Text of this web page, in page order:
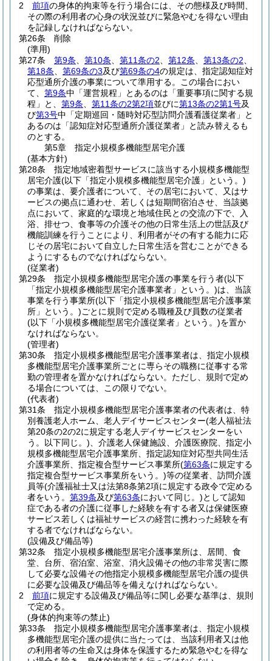
2
前項の身体的拘束等を行う場合には、その態様及び時間、
その際の利用者の心身の状況並びに緊急やむを得ない理由
を記録しなければならない。
第26条
削除
(準用)
第27条
第9条 第10条 第11条の2 第12条 第13条の2
第18条
第69条の3及び第69条の4の規定は、指定認知症対
応型通所介護の事業について準用する。
この場合におい
て、 第9条中「運営規程」とあるのは「重要事項に関する規
程」と、 第9条 第11条の2第2項並びに第13条の2第1号及
び第3号中「定期巡回・随時対応型訪問介護看護従業者」と
あるのは「認知症対応型通所介護従業者」と読み替えるも
のとする。
第5章
指定小規模多機能型居宅介護
(基本方針)
第28条
指定地域密着型サービスに該当する小規模多機能型
居宅介護(以下「指定小規模多機能型居宅介護」という。)
の事業は、要介護者について、その居宅において、又はサ
ービスの拠点に通わせ、若しくは短期間宿泊させ、当該拠
点において、家庭的な環境と地域住民との交流の下で、入
浴、排せつ、食事等の介護その他の日常生活上の世話及び
機能訓練を行うことにより、利用者がその有する能力に応
じその居宅において自立した日常生活を営むことができる
ようにするものでなければならない。
(従業者)
第29条
指定小規模多機能型居宅介護の事業を行う者(以下
「指定小規模多機能型居宅介護事業者」という。)は、当該
事業を行う事業所(以下「指定小規模多機能型居宅介護事業
所」という。)ごとに規則で定める職種及び員数の従業者
(以下「小規模多機能型居宅介護従業者」という。)を置か
なければならない。
(管理者)
第30条
指定小規模多機能型居宅介護事業者は、指定小規模
多機能型居宅介護事業所ごとに専らその職務に従事する常
勤の管理者を置かなければならない。 ただし、規則で定め
る場合については、この限りでない。
(代表者)
第31条
指定小規模多機能型居宅介護事業者の代表者は、特
別養護老人ホーム、老人デイサービスセンター(老人福祉法
第20条の2の2に規定する老人デイサービスセンターをい
う。以下同じ。) 、介護老人保健施設、介護医療院、指定小
規模多機能型居宅介護事業所、指定認知症対応型共同生活
介護事業所、指定複合型サービス事業所(第63条に規定する
指定複合型サービス事業所をいう。)等の従業者、訪問介護
員等(介護福祉士又は法第8条第2項に規定する政令で定める
者をいう。 第39条及び第63条において同じ。)として認知
症である者の介護に従事した経験を有する者又は保健医療
サービス若しくは福祉サービスの経営に携わった経験を有
する者でなければならない。
(設備及び備品等)
第32条
指定小規模多機能型居宅介護事業所は、居間、食
堂、台所、宿泊室、浴室、消火設備その他の非常災害に際
して必要な設備その他指定小規模多機能型居宅介護の提供
に必要な設備及び備品等を備えなければならない。
2
前項に規定する設備及び備品等に関し必要な基準は、規則
で定める。
(身体的拘束等の禁止)
第33条
指定小規模多機能型居宅介護事業者は、指定小規模
多機能型居宅介護の提供に当たっては、当該利用者又は他
の利用者等の生命又は身体を保護するため緊急やむを得な